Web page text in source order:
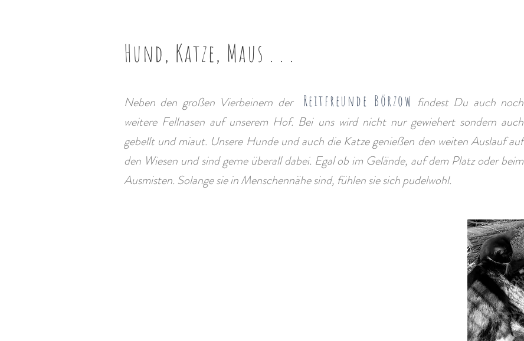
Hund, Katze, Maus . . .
Neben den großen Vierbeinern der Reitfreunde Börzow findest Du auch noch
weitere Fellnasen auf unserem Hof. Bei uns wird nicht nur gewiehert sondern auch
gebellt und miaut. Unsere Hunde und auch die Katze genießen den weiten Auslauf auf
den Wiesen und sind gerne überall dabei. Egal ob im Gelände, auf dem Platz oder beim
Ausmisten. Solange sie in Menschennähe sind, fühlen sie sich pudelwohl.